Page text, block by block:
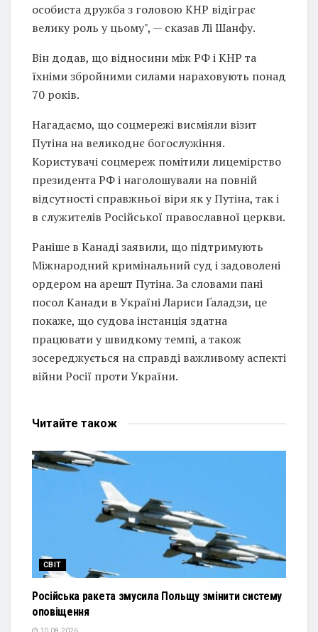
особиста дружба з головою КНР відіграє
велику роль у цьому", — сказав Лі Шанфу.
Він додав, що відносини між РФ і КНР та
їхніми збройними силами нараховують понад
70 років.
Нагадаємо, що соцмережі висміяли візит
Путіна на великоднє богослужіння.
Користувачі соцмереж помітили лицемірство
президента РФ і наголошували на повній
відсутності справжньої віри як у Путіна, так і
в служителів Російської православної церкви.
Раніше в Канаді заявили, що підтримують
Міжнародний кримінальний суд і задоволені
ордером на арешт Путіна. За словами пані
посол Канади в Україні Лариси Ґаладзи, це
покаже, що судова інстанція здатна
працювати у швидкому темпі, а також
зосереджується на справді важливому аспекті
війни Росії проти України.
Читайте також
СВІТ
Російська ракета змусила Польщу змінити систему
оповіщення